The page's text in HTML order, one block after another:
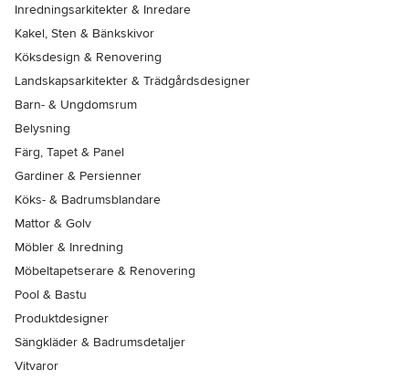
Inredningsarkitekter & Inredare
Kakel, Sten & Bänkskivor
Köksdesign & Renovering
Landskapsarkitekter & Trädgårdsdesigner
Barn- & Ungdomsrum
Belysning
Färg, Tapet & Panel
Gardiner & Persienner
Köks- & Badrumsblandare
Mattor & Golv
Möbler & Inredning
Möbeltapetserare & Renovering
Pool & Bastu
Produktdesigner
Sängkläder & Badrumsdetaljer
Vitvaror